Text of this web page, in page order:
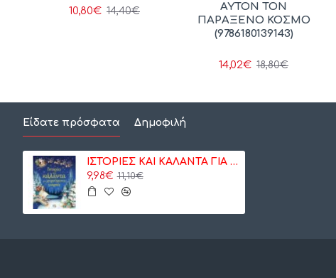
10,80€ 14,40€
ΑΥΤΟΝ ΤΟΝ
ΠΑΡΑΞΕΝΟ ΚΟΣΜΟ
(9786180139143)
14,02€ 18,80€
Είδατε πρόσφατα Δημοφιλή
ΙΣΤΟΡΙΕΣ ΚΑΙ ΚΑΛΑΝΤΑ ΓΙΑ ΧΑΡΟΥΜΕΝΕΣ ΓΙΟΡΤΕΣ (9786180113372)
9,98€ 11,10€